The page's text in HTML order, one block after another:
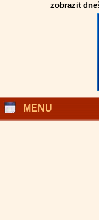
zobrazit
MENU